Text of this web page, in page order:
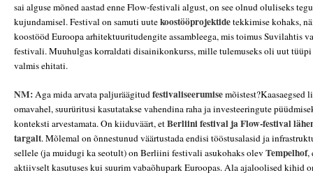
sai alguse mõned aastad enne Flow-festivali algust, on see olnud oluliseks
kujundamisel. Festival on samuti uutekoostööprojektidetekkimise kohaks,
koostööd Euroopa arhitektuuritudengite assambleega, mis toimus Suvilahtis
festivali. Muuhulgas korraldati disainikonkurss, mille tulemuseks oli uut
valmis ehitati.
NM:Aga mida arvata paljuräägitudfestivaliseerumisemõistest?Kaasaegsed
omavahel, suurüritusi kasutatakse vahendina raha ja investeeringute
konteksti arvestamata. On kiiduväärt, etBerliini festival ja Flow-festival
targalt. Mõlemal on õnnestunud väärtustada endisi tööstusalasid ja
sellele (ja muidugi ka seotult) on Berliini festivali asukohaks olevTempelhof,
aktiivselt kasutuses kui suurim vabaõhupark Euroopas. Ala ajaloolised kihid